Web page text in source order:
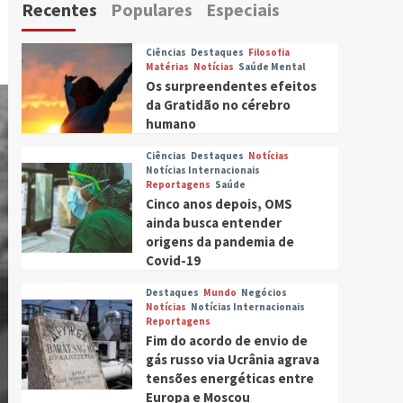
Recentes Populares Especiais
Ciências Destaques Filosofia
Matérias Notícias Saúde Mental
Os surpreendentes efeitos
da Gratidão no cérebro
humano
Ciências Destaques Notícias
Notícias Internacionais
Reportagens Saúde
Cinco anos depois, OMS
ainda busca entender
origens da pandemia de
Covid-19
Destaques Mundo Negócios
Notícias Notícias Internacionais
Reportagens
Fim do acordo de envio de
gás russo via Ucrânia agrava
tensões energéticas entre
Europa e Moscou